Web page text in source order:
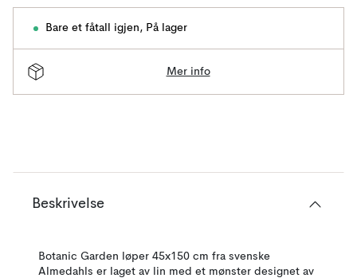
Bare et fåtall igjen, På lager
Mer info
Beskrivelse
Botanic Garden løper 45x150 cm fra svenske
Almedahls er laget av lin med et mønster designet av